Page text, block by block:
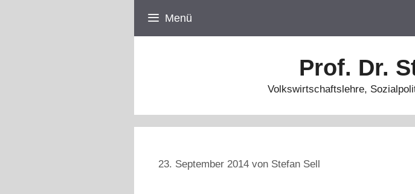
Menü
Prof. Dr.
Volkswirtschaftslehre,
23. September 2014 von Stefan Sell